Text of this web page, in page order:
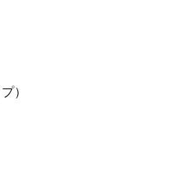
）